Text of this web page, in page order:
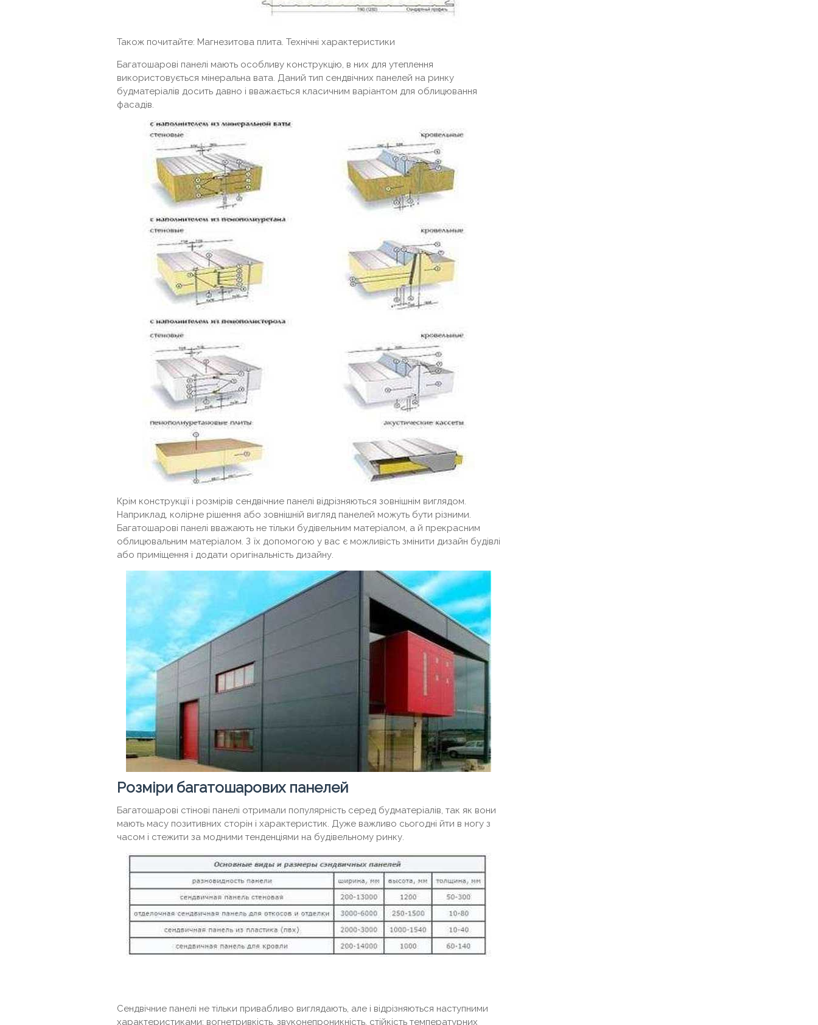
Також почитайте: Магнезитова плита. Технічні характеристики
Багатошарові панелі мають особливу конструкцію, в них для утеплення
використовується мінеральна вата. Даний тип сендвічних панелей на ринку
будматеріалів досить давно і вважається класичним варіантом для облицювання
фасадів.
Крім конструкції і розмірів сендвічние панелі відрізняються зовнішнім виглядом.
Наприклад, колірне рішення або зовнішній вигляд панелей можуть бути різними.
Багатошарові панелі вважають не тільки будівельним матеріалом, а й прекрасним
облицювальним матеріалом. З їх допомогою у вас є можливість змінити дизайн будівлі
або приміщення і додати оригінальність дизайну.
Розміри багатошарових панелей
Багатошарові стінові панелі отримали популярність серед будматеріалів, так як вони
мають масу позитивних сторін і характеристик. Дуже важливо сьогодні йти в ногу з
часом і стежити за модними тенденціями на будівельному ринку.
Сендвічние панелі не тільки привабливо виглядають, але і відрізняються наступними
характеристиками: вогнетривкість, звуконепроникність, стійкість температурних